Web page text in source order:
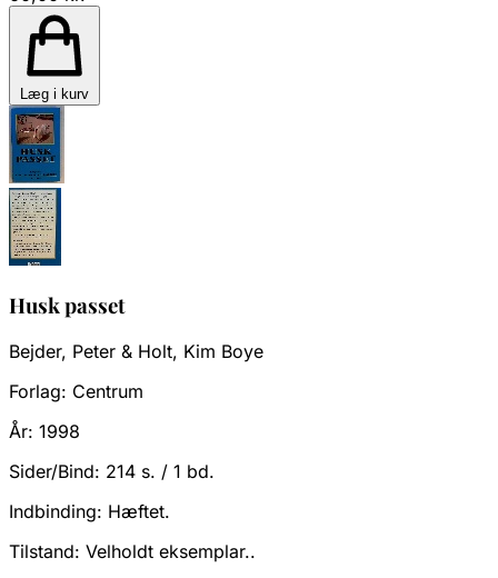
Læg i kurv
Husk passet
Bejder, Peter & Holt, Kim Boye
Forlag: Centrum
År: 1998
Sider/Bind: 214 s. / 1 bd.
Indbinding: Hæftet.
Tilstand: Velholdt eksemplar..